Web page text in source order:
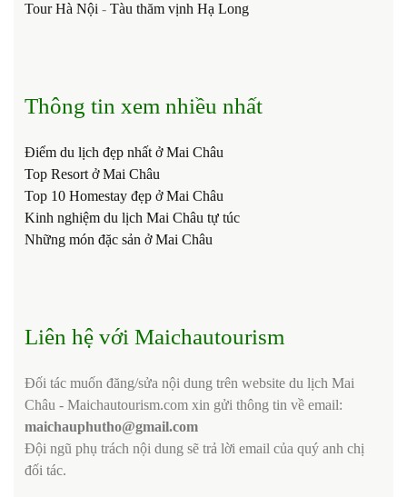
Tour Hà Nội - Tàu thăm vịnh Hạ Long
Thông tin xem nhiều nhất
Điểm du lịch đẹp nhất ở Mai Châu
Top Resort ở Mai Châu
Top 10 Homestay đẹp ở Mai Châu
Kinh nghiệm du lịch Mai Châu tự túc
Những món đặc sản ở Mai Châu
Liên hệ với Maichautourism
Đối tác muốn đăng/sửa nội dung trên website du lịch Mai
Châu - Maichautourism.com xin gửi thông tin về email:
maichauphutho@gmail.com
Đội ngũ phụ trách nội dung sẽ trả lời email của quý anh chị
đối tác.